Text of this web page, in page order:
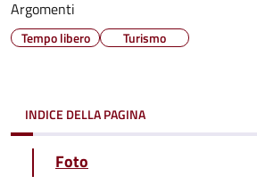
Argomenti
Tempo libero Turismo
INDICE DELLA PAGINA
Foto